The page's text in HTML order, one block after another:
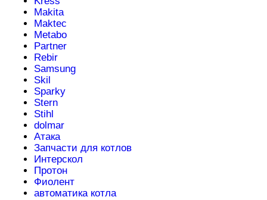
Makita
Maktec
Metabo
Partner
Rebir
Samsung
Skil
Sparky
Stern
Stihl
dolmar
Атака
Запчасти для котлов
Интерскол
Протон
Фиолент
автоматика котла